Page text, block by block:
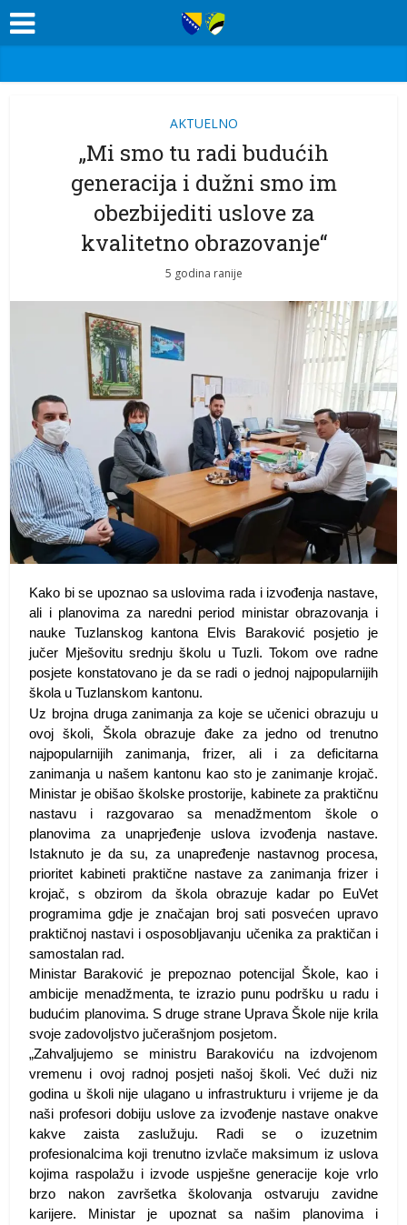
AKTUELNO
„Mi smo tu radi budućih
generacija i dužni smo im
obezbijediti uslove za
kvalitetno obrazovanje“
5 godina ranije
Kako bi se upoznao sa uslovima rada i izvođenja nastave,
ali i planovima za naredni period ministar obrazovanja i
nauke Tuzlanskog kantona Elvis Baraković posjetio je
jučer Mješovitu srednju školu u Tuzli. Tokom ove radne
posjete konstatovano je da se radi o jednoj najpopularnijih
škola u Tuzlanskom kantonu.
Uz brojna druga zanimanja za koje se učenici obrazuju u
ovoj školi, Škola obrazuje đake za jedno od trenutno
najpopularnijih zanimanja, frizer, ali i za deficitarna
zanimanja u našem kantonu kao sto je zanimanje krojač.
Ministar je obišao školske prostorije, kabinete za praktičnu
nastavu i razgovarao sa menadžmentom škole o
planovima za unaprjeđenje uslova izvođenja nastave.
Istaknuto je da su, za unapređenje nastavnog procesa,
prioritet kabineti praktične nastave za zanimanja frizer i
krojač, s obzirom da škola obrazuje kadar po EuVet
programima gdje je značajan broj sati posvećen upravo
praktičnoj nastavi i osposobljavanju učenika za praktičan i
samostalan rad.
Ministar Baraković je prepoznao potencijal Škole, kao i
ambicije menadžmenta, te izrazio punu podršku u radu i
budućim planovima. S druge strane Uprava Škole nije krila
svoje zadovoljstvo jučerašnjom posjetom.
„Zahvaljujemo se ministru Barakoviću na izdvojenom
vremenu i ovoj radnoj posjeti našoj školi. Već duži niz
godina u školi nije ulagano u infrastrukturu i vrijeme je da
naši profesori dobiju uslove za izvođenje nastave onakve
kakve zaista zaslužuju. Radi se o izuzetnim
profesionalcima koji trenutno izvlače maksimum iz uslova
kojima raspolažu i izvode uspješne generacije koje vrlo
brzo nakon završetka školovanja ostvaruju zavidne
karijere. Ministar je upoznat sa našim planovima i